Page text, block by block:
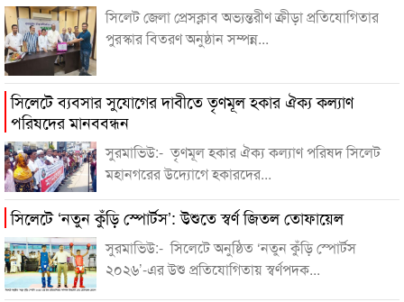
সিলেট জেলা প্রেসক্লাব অভ্যন্তরীণ ক্রীড়া প্রতিযোগিতার
পুরস্কার বিতরণ অনুষ্ঠান সম্পন্ন...
সিলেটে ব্যবসার সুযোগের দাবীতে তৃণমূল হকার ঐক্য কল্যাণ
পরিষদের মানববন্ধন
সুরমাভিউ:- তৃণমূল হকার ঐক্য কল্যাণ পরিষদ সিলেট
মহানগরের উদ্যোগে হকারদের...
সিলেটে ‘নতুন কুঁড়ি স্পোর্টস’: উশুতে স্বর্ণ জিতল তোফায়েল
সুরমাভিউ:- সিলেটে অনুষ্ঠিত ‘নতুন কুঁড়ি স্পোর্টস
২০২৬’-এর উশু প্রতিযোগিতায় স্বর্ণপদক...